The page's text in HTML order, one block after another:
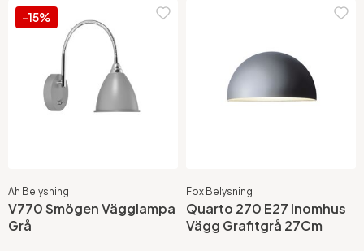
-15%
Ah Belysning
V770 Smögen Vägglampa
Grå
Fox Belysning
Quarto 270 E27 Inomhus
Vägg Grafitgrå 27Cm